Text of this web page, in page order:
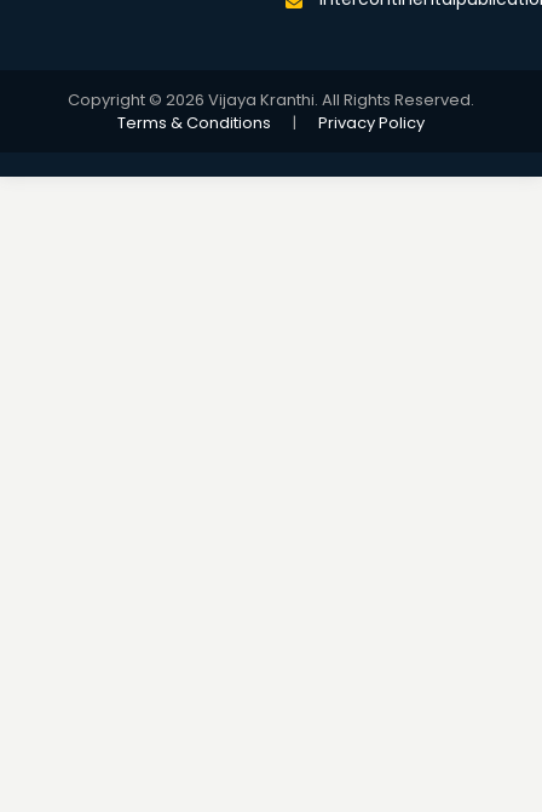
Copyright © 2026 Vijaya Kranthi. All Rights Reserved.
Terms & Conditions
| Privacy Policy